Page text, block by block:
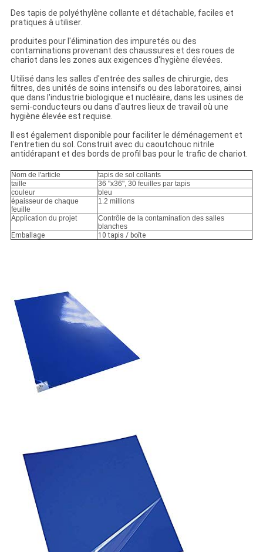
Des tapis de polyéthylène collante et détachable, faciles et
pratiques à utiliser.
produites pour l'élimination des impuretés ou des
contaminations provenant des chaussures et des roues de
chariot dans les zones aux exigences d'hygiène élevées.
Utilisé dans les salles d'entrée des salles de chirurgie, des
filtres, des unités de soins intensifs ou des laboratoires, ainsi
que dans l'industrie biologique et nucléaire, dans les usines de
semi-conducteurs ou dans d'autres lieux de travail où une
hygiène élevée est requise.
Il est également disponible pour faciliter le déménagement et
l'entretien du sol. Construit avec du caoutchouc nitrile
antidérapant et des bords de profil bas pour le trafic de chariot.
Nom de l'article
tapis de sol collants
taille
36 "x36", 30 feuilles par tapis
couleur
bleu
épaisseur de chaque
feuille
1.2 millions
Application du projet
Contrôle de la contamination des salles
blanches
Emballage
10 tapis / boîte